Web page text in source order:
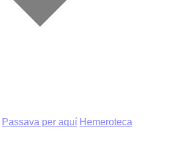
Passava per aquí Hemeroteca